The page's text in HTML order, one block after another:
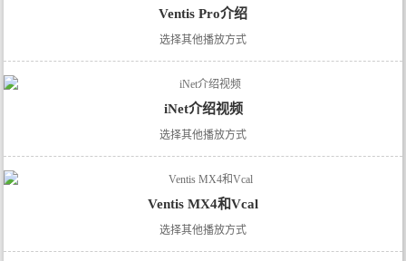
Ventis Pro介绍
选择其他播放方式
iNet介绍视频
选择其他播放方式
Ventis MX4和Vcal
选择其他播放方式